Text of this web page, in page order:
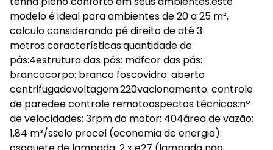
modelo é ideal para ambientes de 20 a 25 m²,
calculo considerando pé direito de até 3
metros.características:quantidade de
pás:4estrutura das pás: mdfcor das pás:
brancocorpo: branco foscovidro: aberto
centrifugadovoltagem:220vacionamento: controle
de paredee controle remotoaspectos técnicos:nº
de velocidades: 3rpm do motor: 404área de vazão:
1,84 m³/sselo procel (economia de energia):